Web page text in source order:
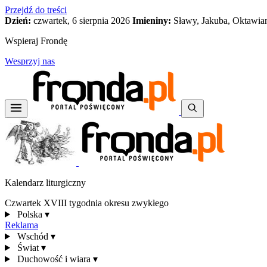
Przejdź do treści
Dzień: czwartek, 6 sierpnia 2026 Imieniny: Sławy, Jakuba,
Wspieraj Frondę
Wesprzyj nas
Kalendarz liturgiczny
Czwartek XVIII tygodnia okresu zwykłego
Polska ▾
Reklama
Wschód ▾
Świat ▾
Duchowość i wiara ▾